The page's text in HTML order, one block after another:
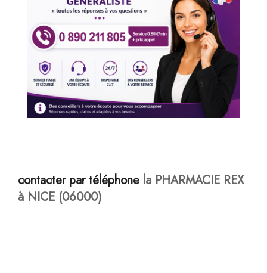
contacter par téléphone la PHARMACIE REX
à NICE (06000)